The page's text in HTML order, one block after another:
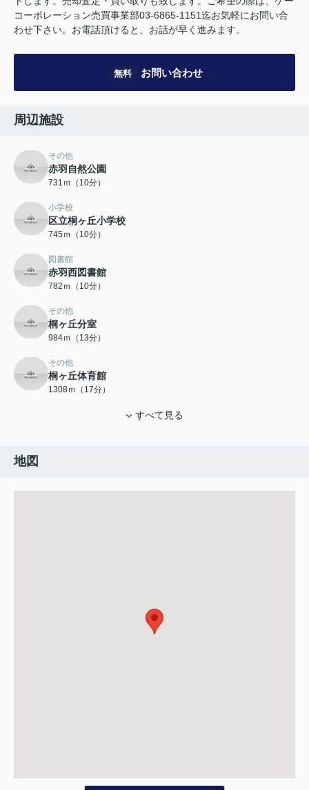
コーポレーション売買事業部03-6865-1151迄お気軽にお問い合
わせ下さい。お電話頂けると、お話が早く進みます。
無料 お問い合わせ
周辺施設
その他
赤羽自然公園
731ｍ（10分）
小学校
区立桐ヶ丘小学校
745ｍ（10分）
図書館
赤羽西図書館
782ｍ（10分）
その他
桐ヶ丘分室
984ｍ（13分）
その他
桐ヶ丘体育館
1308ｍ（17分）
すべて見る
地図